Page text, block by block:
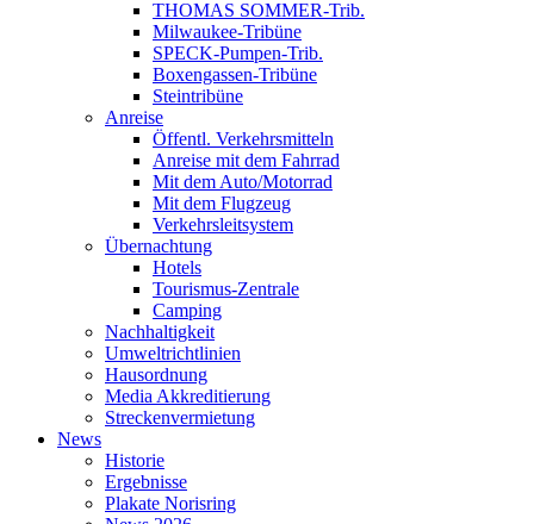
THOMAS SOMMER-Trib.
Milwaukee-Tribüne
SPECK-Pumpen-Trib.
Boxengassen-Tribüne
Steintribüne
Anreise
Öffentl. Verkehrsmitteln
Anreise mit dem Fahrrad
Mit dem Auto/Motorrad
Mit dem Flugzeug
Verkehrsleitsystem
Übernachtung
Hotels
Tourismus-Zentrale
Camping
Nachhaltigkeit
Umweltrichtlinien
Hausordnung
Media Akkreditierung
Streckenvermietung
News
Historie
Ergebnisse
Plakate Norisring